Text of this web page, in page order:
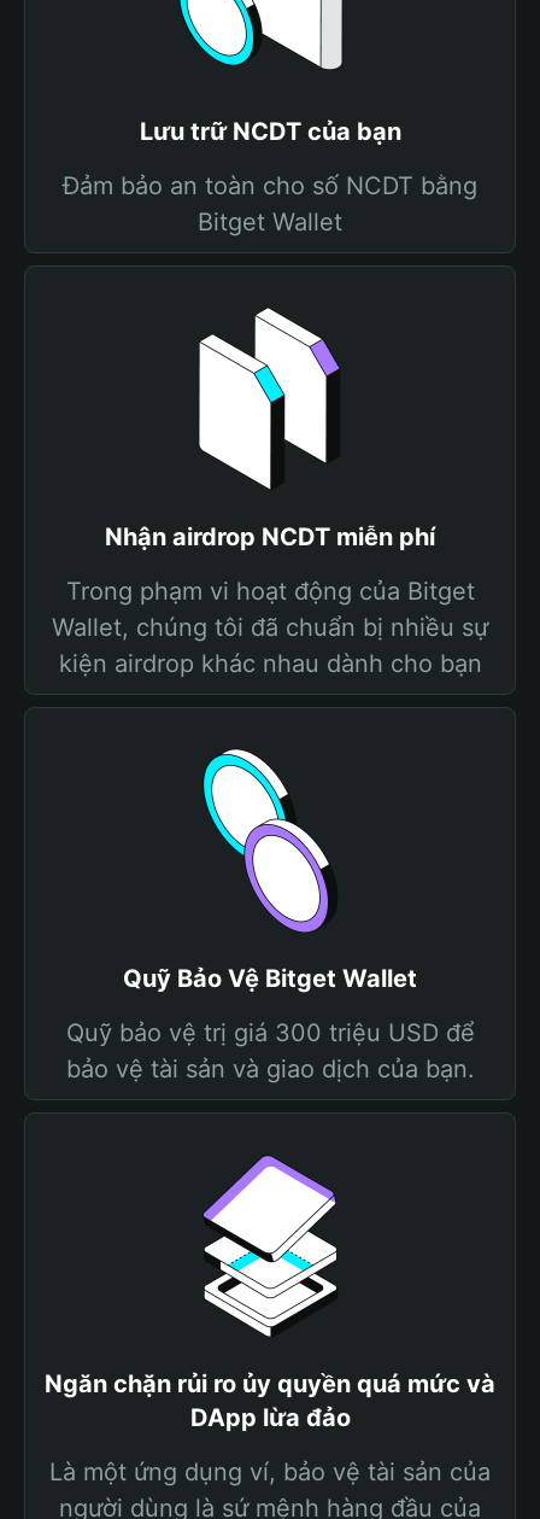
Lưu trữ NCDT của bạn
Đảm bảo an toàn cho số NCDT bằng
Bitget Wallet
Nhận airdrop NCDT miễn phí
Trong phạm vi hoạt động của Bitget
Wallet, chúng tôi đã chuẩn bị nhiều sự
kiện airdrop khác nhau dành cho bạn
Quỹ Bảo Vệ Bitget Wallet
Quỹ bảo vệ trị giá 300 triệu USD để
bảo vệ tài sản và giao dịch của bạn.
Ngăn chặn rủi ro ủy quyền quá mức và
DApp lừa đảo
Là một ứng dụng ví, bảo vệ tài sản của
người dùng là sứ mệnh hàng đầu của